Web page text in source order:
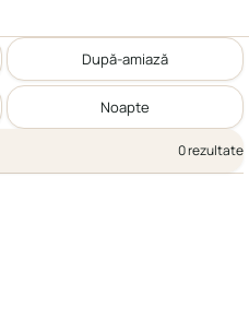
După-amiază
Noapte
0 rezultate